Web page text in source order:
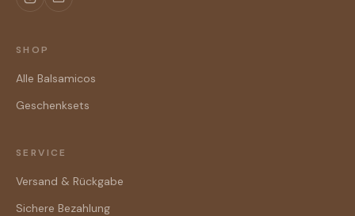
SHOP
Alle Balsamicos
Geschenksets
SERVICE
Versand & Rückgabe
Sichere Bezahlung